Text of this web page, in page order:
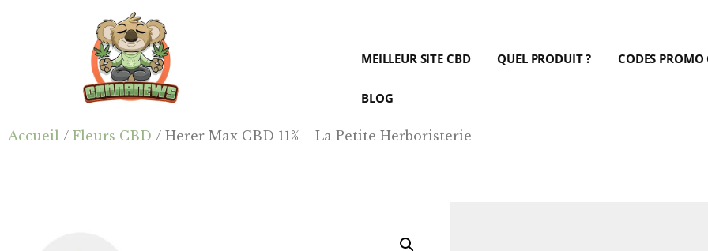
Cannanews.fr
MEILLEUR SITE CBD QUEL PRODUIT ? CODES PROMO
BLOG
Accueil / Fleurs CBD / Herer Max CBD 11% – La Petite Herboristerie